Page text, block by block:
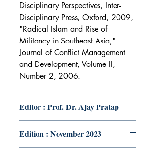
Disciplinary Perspectives, Inter-
Disciplinary Press, Oxford, 2009,
"Radical Islam and Rise of
Militancy in Southeast Asia,"
Journal of Conflict Management
and Development, Volume II,
Number 2, 2006.
Editor : Prof. Dr. Ajay Pratap
Edition : November 2023